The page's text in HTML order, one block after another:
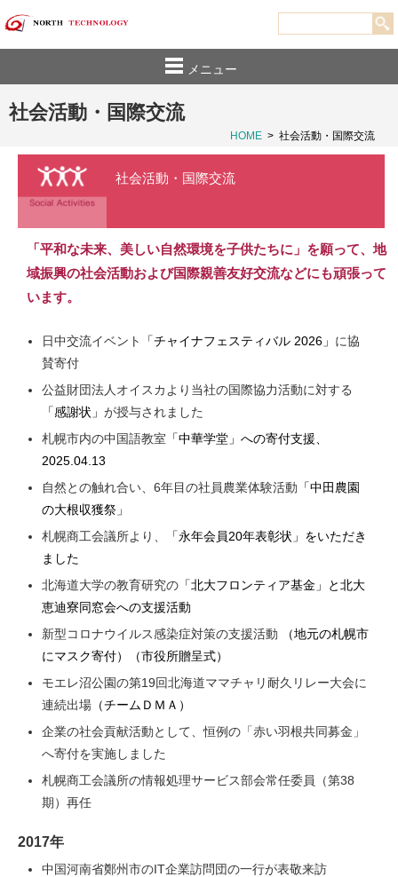
メニュー
社会活動・国際交流
HOME > 社会活動・国際交流
社会活動・国際交流
「平和な未来、美しい自然環境を子供たちに」を願って、地
域振興の社会活動および国際親善友好交流などにも頑張って
います。
日中交流イベント 「チャイナフェスティバル 2026」 に協
賛寄付
公益財団法人オイスカより当社の国際協力活動に対する
「感謝状」 が授与されました
札幌市内の中国語教室 「中華学堂」への寄付支援、
2025.04.13
自然との触れ合い、6年目の社員農業体験活動 「中田農園
の大根収獲祭」
札幌商工会議所より、
「永年会員20年表彰状」 をいただき
ました
北海道大学の教育研究の 「北大フロンティア基金」
と北大
恵迪寮同窓会への支援活動
新型コロナウイルス感染症対策の支援活動
（地元の札幌市
にマスク寄付）
（市役所贈呈式）
モエレ沼公園の第19回北海道ママチャリ耐久リレー大会に
連続出場 （チームＤＭＡ）
企業の社会貢献活動として、恒例の「赤い羽根共同募金」
へ寄付を実施しました
札幌商工会議所の情報処理サービス部会常任委員（第38
期）再任
2017年
中国河南省鄭州市のIT企業訪問団の一行が表敬来訪